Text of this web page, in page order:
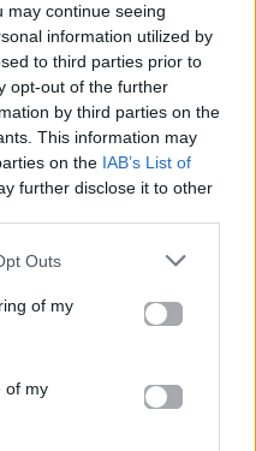
may continue seeing
information utilized by
to third parties prior to
opt-out of the further
by third parties on the
This information may
on the IAB’s List of
further disclose it to other
Outs
of my
of my